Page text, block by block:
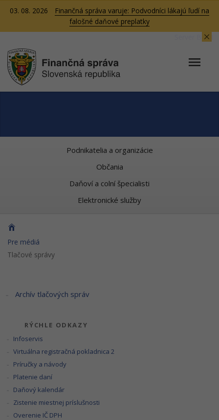
03. 08. 2026
Finančná správa varuje: Podvodníci lákajú ľudí na
falošné daňové preplatky
Server BB01
Podnikatelia a organizácie
Občania
Daňoví a colní špecialisti
Elektronické služby
Pre médiá
Tlačové správy
Archív tlačových správ
RÝCHLE ODKAZY
Infoservis
Virtuálna registračná pokladnica 2
Príručky a návody
Platenie daní
Daňový kalendár
Zistenie miestnej príslušnosti
Overenie IČ DPH